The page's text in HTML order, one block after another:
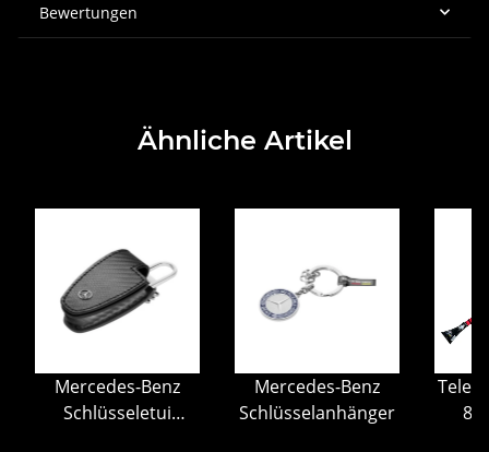
Bewertungen
Ähnliche Artikel
Mercedes-Benz
Schlüsseletui
Mercedes-Benz
Schlüsselanhänger